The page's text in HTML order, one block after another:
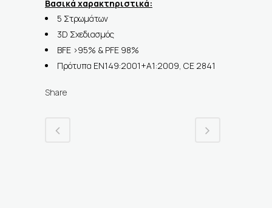
Βασικά χαρακτηριστικά:
5 Στρωμάτων
3D Σχεδιασμός
BFE >95% & PFE 98%
Πρότυπα EN149:2001+A1:2009, CE 2841
Share